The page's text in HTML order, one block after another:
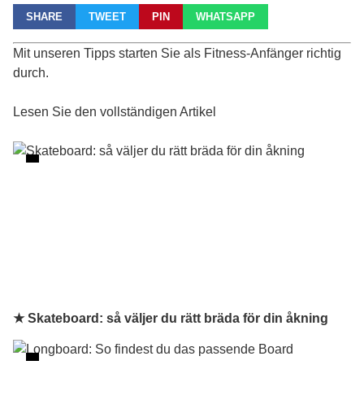
SHARE TWEET PIN WHATSAPP
Mit unseren Tipps starten Sie als Fitness-Anfänger richtig
durch.
Lesen Sie den vollständigen Artikel
★ Skateboard: så väljer du rätt bräda för din åkning